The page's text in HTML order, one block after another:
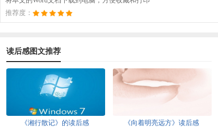
推荐度：
读后感图文推荐
《湘行散记》的读后感 《向着明亮远方》读后感